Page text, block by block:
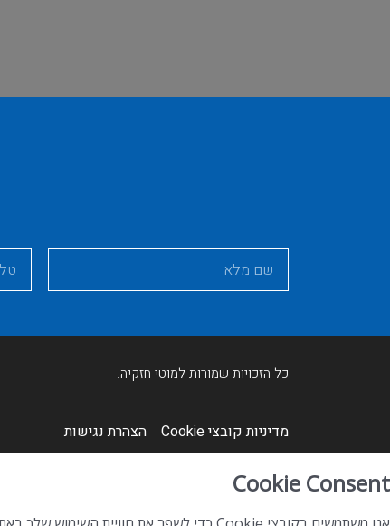
כל הזכויות שמורות למוטי חזקיה.
מדיניות קובצי Cookie​ הצהרת נגישות